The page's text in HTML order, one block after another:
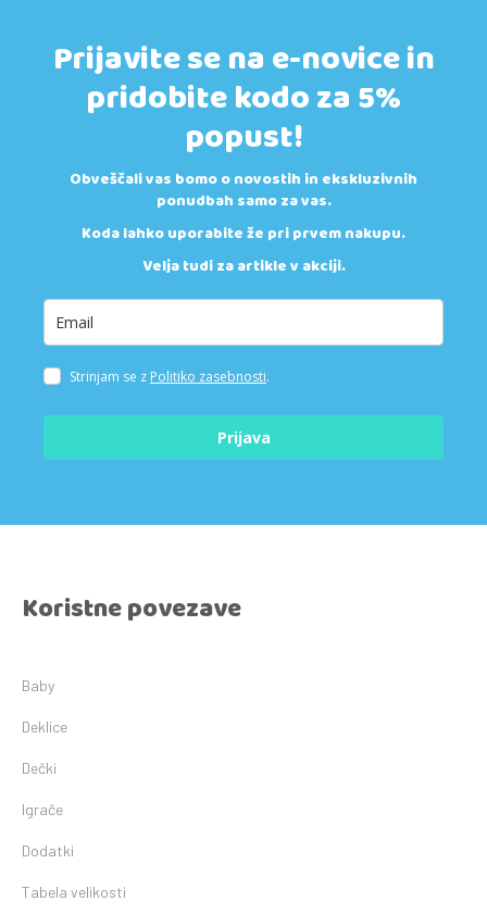
Prijavite se na e-novice in
pridobite kodo za 5%
popust!
Obveščali vas bomo o novostih in ekskluzivnih
ponudbah samo za vas.
Koda lahko uporabite že pri prvem nakupu.
Velja tudi za artikle v akciji.
Strinjam se z Politiko zasebnosti.
Prijava
Koristne povezave
Baby
Deklice
Dečki
Igrače
Dodatki
Tabela velikosti